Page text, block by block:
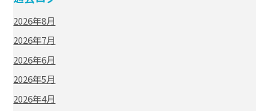
2026年8月
2026年7月
2026年6月
2026年5月
2026年4月